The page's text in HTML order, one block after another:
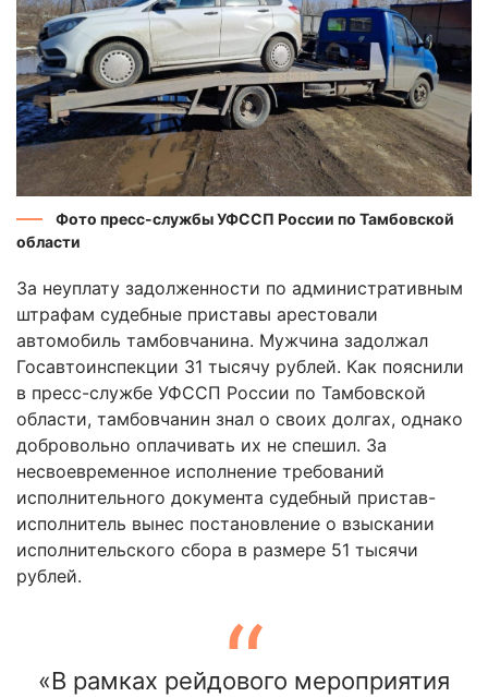
Фото пресс-службы УФССП России по Тамбовской
области
За неуплату задолженности по административным
штрафам судебные приставы арестовали
автомобиль тамбовчанина. Мужчина задолжал
Госавтоинспекции 31 тысячу рублей. Как пояснили
в пресс-службе УФССП России по Тамбовской
области, тамбовчанин знал о своих долгах, однако
добровольно оплачивать их не спешил. За
несвоевременное исполнение требований
исполнительного документа судебный пристав-
исполнитель вынес постановление о взыскании
исполнительского сбора в размере 51 тысячи
рублей.
«В рамках рейдового мероприятия